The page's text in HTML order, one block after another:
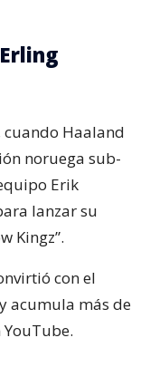
cuando Haaland
noruega sub-
Erik
lanzar su
Kingz”.
con el
acumula más de